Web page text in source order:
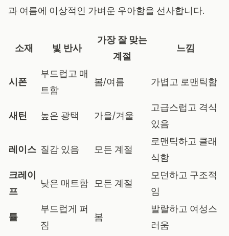
과 여름에 이상적인 가벼운 우아함을 선사합니다.
소재 빛 반사
가장 잘 맞는
계절
느낌
시폰
부드럽고 매
트함
봄/여름 가볍고 로맨틱함
새틴 높은 광택 가을/겨울
고급스럽고 격식
있음
레이스 질감 있음 모든 계절
로맨틱하고 클래
식함
크레이
프
낮은 매트함 모든 계절
모던하고 구조적
임
튤
부드럽게 퍼
짐
봄
발랄하고 여성스
러움